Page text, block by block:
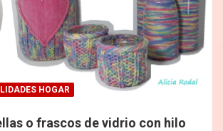
HOGAR
o frascos de vidrio con hilo